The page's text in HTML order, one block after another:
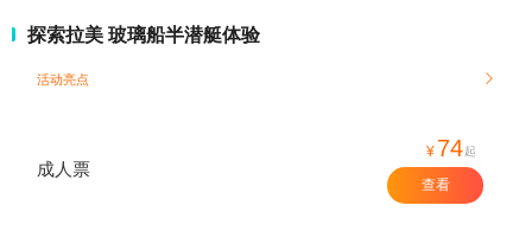
探索拉美 玻璃船半潜艇体验
活动亮点 
成人票
¥ 74起
查看